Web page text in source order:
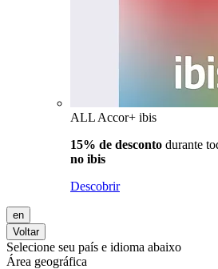
ALL Accor+ ibis
15% de desconto durante
no ibis
Descobrir
en
Voltar
Selecione seu país e idioma abaixo
Área geográfica